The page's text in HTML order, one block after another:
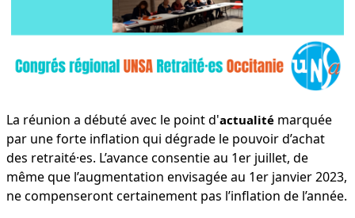
La réunion a débuté avec le point d'actualité marquée
par une forte inflation qui dégrade le pouvoir d’achat
des retraité·es. L’avance consentie au 1er juillet, de
même que l’augmentation envisagée au 1er janvier 2023,
ne compenseront certainement pas l’inflation de l’année.